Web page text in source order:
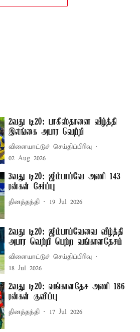
2வது டி20: பாகிஸ்தானை வீழ்த்தி
இலங்கை அபார வெற்றி
விளையாட்டுச் செய்திப்பிரிவு
02 Aug 2026
3வது டி20: ஜிம்பாப்வே அணி 143
ரன்கள் சேர்ப்பு
தினத்தந்தி 19 Jul 2026
2வது டி20: ஜிம்பாப்வேவை வீழ்த்தி
அபார வெற்றி பெற்ற வங்காளதேசம்
விளையாட்டுச் செய்திப்பிரிவு
18 Jul 2026
2வது டி20: வங்காளதேச அணி 186
ரன்கள் குவிப்பு
தினத்தந்தி 17 Jul 2026